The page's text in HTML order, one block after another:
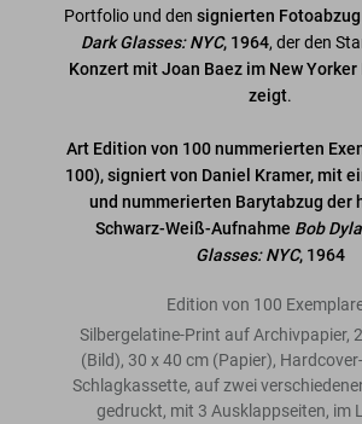
Portfolio und den signierten Fotoabzug
Dark Glasses: NYC, 1964, der den
Konzert mit Joan Baez im New
zeigt.
Art Edition von 100 nummerierten
100), signiert von Daniel Kramer, mit
und nummerierten Barytabzug der
Schwarz-Weiß-Aufnahme Bob
Glasses: NYC, 1964
Edition von 100
Silbergelatine-Print auf Archivpapier,
(Bild), 30 x 40 cm (Papier),
Schlagkassette, auf zwei
gedruckt, mit 3 Ausklappseiten, im